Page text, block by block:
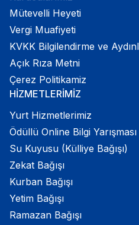
Mütevelli Heyeti
Vergi Muafiyeti
KVKK Bilgilendirme ve
Açık Rıza Metni
Çerez Politikamiz
HİZMETLERİMİZ
Yurt Hizmetlerimiz
Ödüllü Online Bilgi Yarışması
Su Kuyusu (Külliye Bağışı)
Zekat Bağışı
Kurban Bağışı
Yetim Bağışı
Ramazan Bağışı